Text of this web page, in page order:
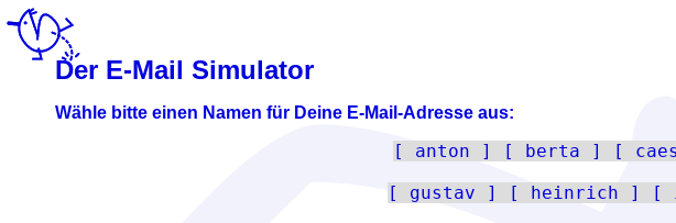
Der E-Mail Simulator
Wähle bitte einen Namen für Deine E-Mail-Adresse aus:
anton berta
gustav
heinrich